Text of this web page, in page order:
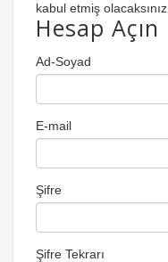
kabul etmiş olacaksınız.
Hesap Açın
Ad-Soyad
E-mail
Şifre
Şifre Tekrarı